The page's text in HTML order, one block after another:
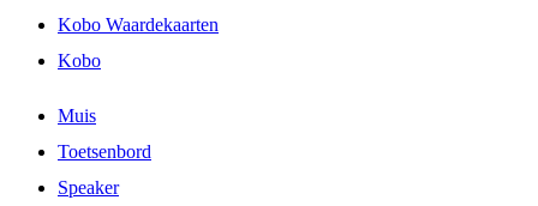
Kobo Waardekaarten
Kobo
Muis
Toetsenbord
Speaker